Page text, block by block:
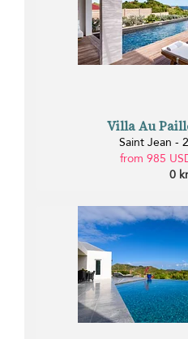
Villa Au
Saint Jean -
from 985
0